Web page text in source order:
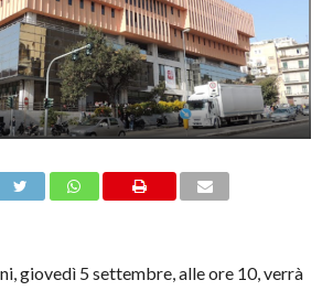
, giovedì 5 settembre, alle ore 10, verrà